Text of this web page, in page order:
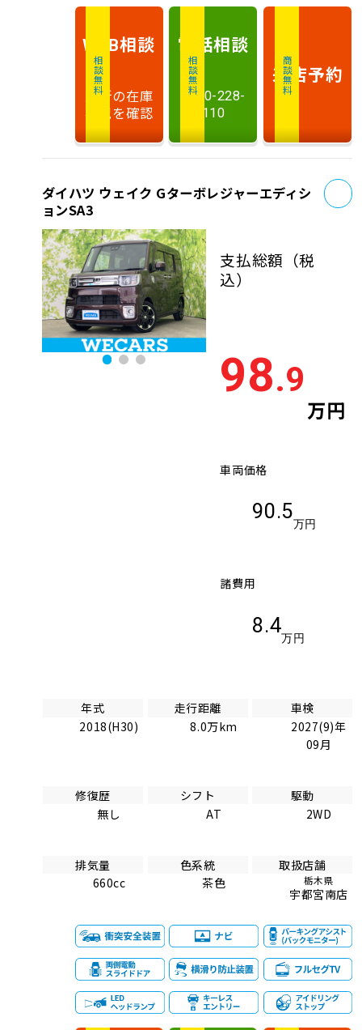
相談無料
WEB相談
最新の在庫
状況を確認
相談無料
電話相談
0120-228-
110
商談無料
来店予約
ダイハツ ウェイク Gターボレジャーエディシ
ョンSA3
支払総額 （税
込）
98.9
万円
車両価格
90.5
万円
諸費用
8.4
万円
年式
2018(H30)
走行距離
8.0万km
車検
2027(9)年
09月
修復歴
無し
シフト
AT
駆動
2WD
排気量
660cc
色系統
茶色
取扱店舗
栃木県
宇都宮南店